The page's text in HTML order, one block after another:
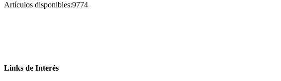
Artículos disponibles:9774
Links de Interés